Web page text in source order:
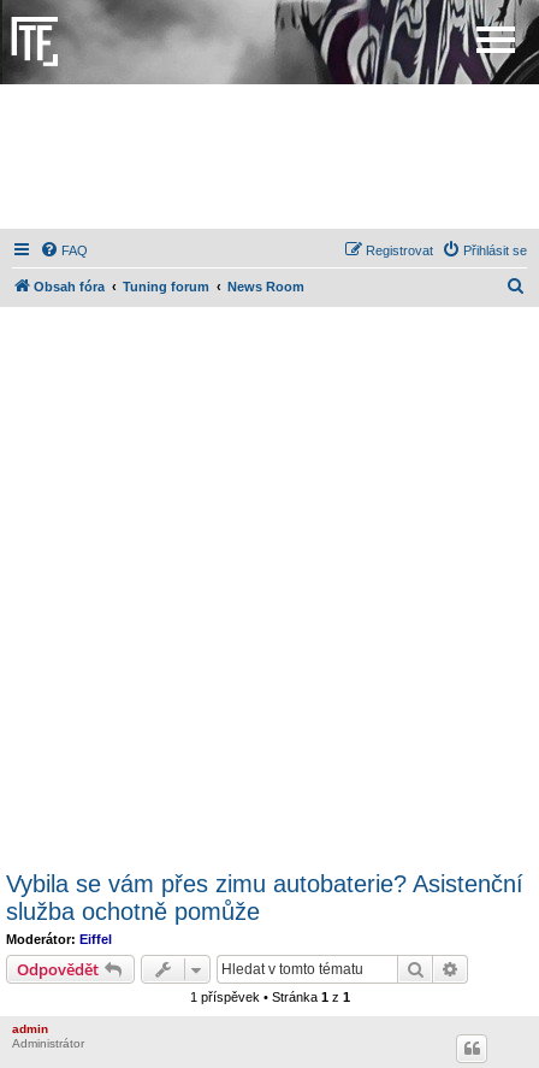
FAQ Přihlásit se
Registrovat
Obsah fóra Tuning forum News Room
Vybila se vám přes zimu autobaterie? Asistenční
služba ochotně pomůže
Moderátor: Eiffel
Odpovědět Hledat
1 příspěvek • Stránka 1z 1
admin
Administrátor